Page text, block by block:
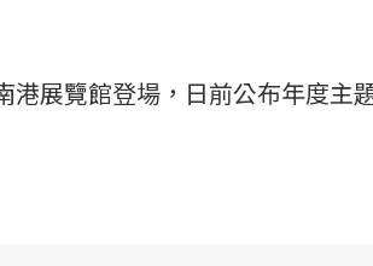
港展覽館登場，日前公布年度主